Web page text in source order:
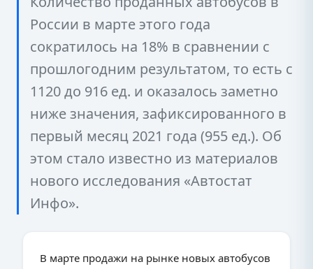
России в марте этого года
сократилось на 18% в сравнении с
прошлогодним результатом, то есть с
1120 до 916 ед. и оказалось заметно
ниже значения, зафиксированного в
первый месяц 2021 года (955 ед.). Об
этом стало известно из материалов
нового исследования «Автостат
Инфо».
В марте продажи на рынке новых автобусов